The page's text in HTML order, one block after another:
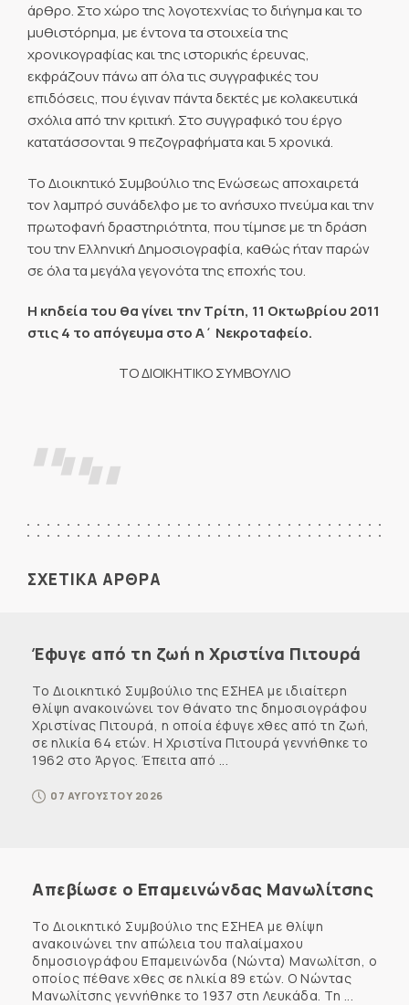
άρθρο. Στο χώρο της λογοτεχνίας το διήγημα και το
μυθιστόρημα, με έντονα τα στοιχεία της
χρονικογραφίας και της ιστορικής έρευνας,
εκφράζουν πάνω απ όλα τις συγγραφικές του
επιδόσεις, που έγιναν πάντα δεκτές με κολακευτικά
σχόλια από την κριτική. Στο συγγραφικό του έργο
κατατάσσονται 9 πεζογραφήματα και 5 χρονικά.
Το Διοικητικό Συμβούλιο της Ενώσεως αποχαιρετά
τον λαμπρό συνάδελφο με το ανήσυχο πνεύμα και την
πρωτοφανή δραστηριότητα, που τίμησε με τη δράση
του την Ελληνική Δημοσιογραφία, καθώς ήταν παρών
σε όλα τα μεγάλα γεγονότα της εποχής του.
Η κηδεία του θα γίνει την Τρίτη, 11 Οκτωβρίου 2011
στις 4 το απόγευμα στο Α΄ Νεκροταφείο.
ΤΟ ΔΙΟΙΚΗΤΙΚΟ ΣΥΜΒΟΥΛΙΟ
ΣΧΕΤΙΚΑ ΑΡΘΡΑ
Έφυγε από τη ζωή η Χριστίνα Πιτουρά
Το Διοικητικό Συμβούλιο της ΕΣΗΕΑ με ιδιαίτερη
θλίψη ανακοινώνει τον θάνατο της δημοσιογράφου
Χριστίνας Πιτουρά, η οποία έφυγε χθες από τη ζωή,
σε ηλικία 64 ετών. Η Χριστίνα Πιτουρά γεννήθηκε το
1962 στο Άργος. Έπειτα από ...
07 ΑΥΓΟΥΣΤΟΥ 2026
Απεβίωσε ο Επαμεινώνδας Μανωλίτσης
Το Διοικητικό Συμβούλιο της ΕΣΗΕΑ με θλίψη
ανακοινώνει την απώλεια του παλαίμαχου
δημοσιογράφου Επαμεινώνδα (Νώντα) Μανωλίτση, ο
οποίος πέθανε χθες σε ηλικία 89 ετών. Ο Νώντας
Μανωλίτσης γεννήθηκε το 1937 στη Λευκάδα. Τη ...